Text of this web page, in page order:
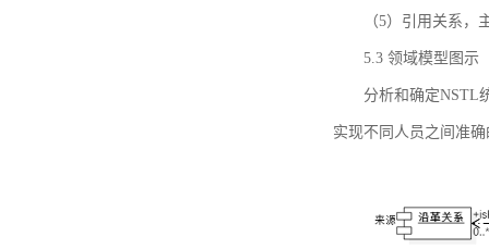
（5）引用关系，
5.3 领域模型图示
分析和确定NSTL
实现不同人员之间准